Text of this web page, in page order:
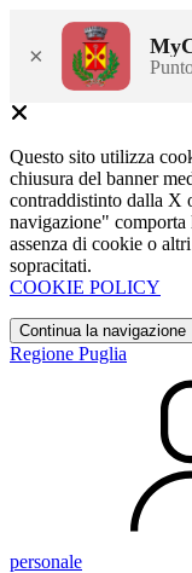
×
Questo sito utilizza
chiusura del banner
contraddistinto dalla X
navigazione"
assenza di cookie o
sopracitati.
COOKIE POLICY
Continua la navigazione
Regione Puglia
personale